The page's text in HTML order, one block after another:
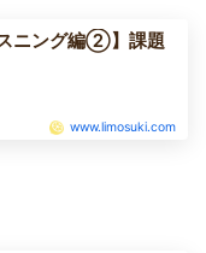
ニング編②】課題
www.limosuki.com